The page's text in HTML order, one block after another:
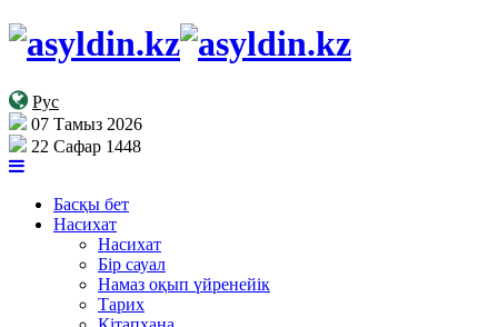
Рус
07 Тамыз 2026
22 Сафар 1448
Басқы бет
Насихат
Насихат
Бір сауал
Намаз оқып үйренейік
Тарих